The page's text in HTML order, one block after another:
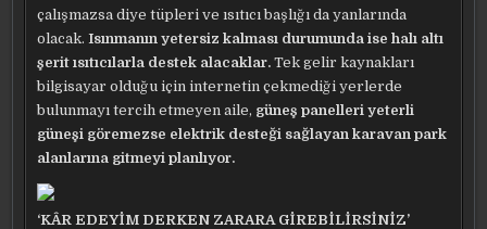
çalışmazsa diye tüpleri ve ısıtıcı başlığı da yanlarında
olacak.Isınmanın yetersiz kalması durumunda ise halı altı
şerit ısıtıcılarla destek alacaklar. Tek gelir kaynakları
bilgisayar olduğu için internetin çekmediği yerlerde
bulunmayı tercih etmeyen aile, güneş panelleri yeterli
güneşi göremezse elektrik desteği sağlayan karavan park
alanlarına gitmeyi planlıyor.
‘KÂR EDEYİM DERKEN ZARARA GİREBİLİRSİNİZ’